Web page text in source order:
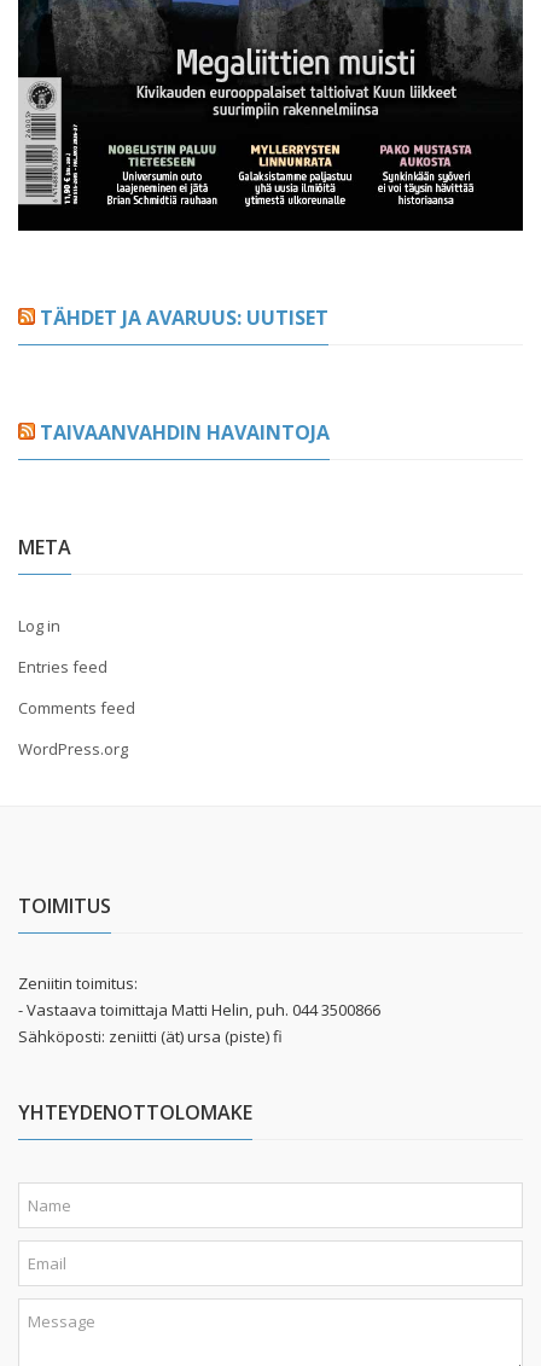
TÄHDET JA AVARUUS: UUTISET
TAIVAANVAHDIN HAVAINTOJA
META
Log in
Entries feed
Comments feed
WordPress.org
TOIMITUS
Zeniitin toimitus:
- Vastaava toimittaja Matti Helin, puh. 044 3500866
Sähköposti: zeniitti (ät) ursa (piste) fi
YHTEYDENOTTOLOMAKE